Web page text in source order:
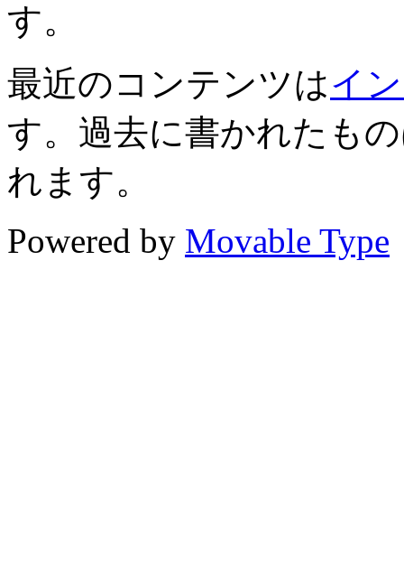
す。
最近のコンテンツはイ
す。過去に書かれたも
れます。
Powered by Movable Type